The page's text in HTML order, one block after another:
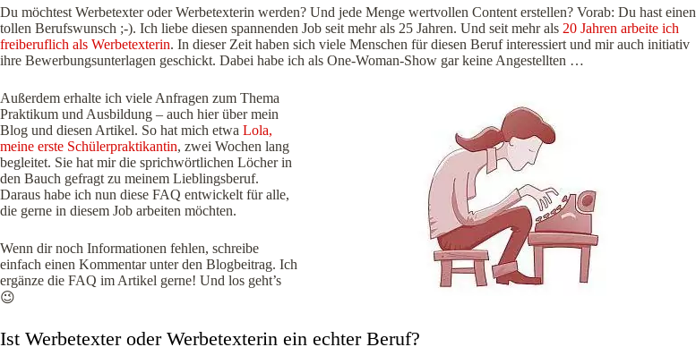
Du möchtest Werbetexter oder Werbetexterin werden? Und jede Menge wertvollen Content erstellen? Vorab: Du hast einen
tollen Berufswunsch ;-). Ich liebe diesen spannenden Job seit mehr als 25 Jahren. Und seit mehr als 20 Jahren arbeite ich
freiberuflich als Werbetexterin. In dieser Zeit haben sich viele Menschen für diesen Beruf interessiert und mir auch initiativ
ihre Bewerbungsunterlagen geschickt. Dabei habe ich als One-Woman-Show gar keine Angestellten …
Außerdem erhalte ich viele Anfragen zum Thema
Praktikum und Ausbildung – auch hier über mein
Blog und diesen Artikel. So hat mich etwa Lola,
meine erste Schülerpraktikantin, zwei Wochen lang
begleitet. Sie hat mir die sprichwörtlichen Löcher in
den Bauch gefragt zu meinem Lieblingsberuf.
Daraus habe ich nun diese FAQ entwickelt für alle,
die gerne in diesem Job arbeiten möchten.
Wenn dir noch Informationen fehlen, schreibe
einfach einen Kommentar unter den Blogbeitrag. Ich
ergänze die FAQ im Artikel gerne! Und los geht’s
😉
Ist Werbetexter oder Werbetexterin ein echter Beruf?